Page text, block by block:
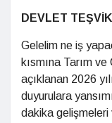
DEVLET
Gelelim ne iş
kısmına Tarım
açıklanan 2026
duyurulara
dakika gelişmeleri